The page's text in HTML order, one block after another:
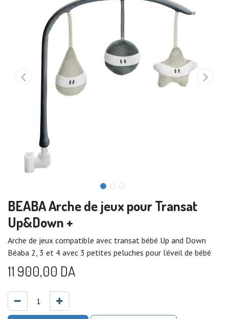
BEABA Arche de jeux pour Transat
Up&Down +
Arche de jeux compatible avec transat bébé Up and Down
Béaba 2, 3 et 4 avec 3 petites peluches pour l’éveil de bébé
11 900,00 DA